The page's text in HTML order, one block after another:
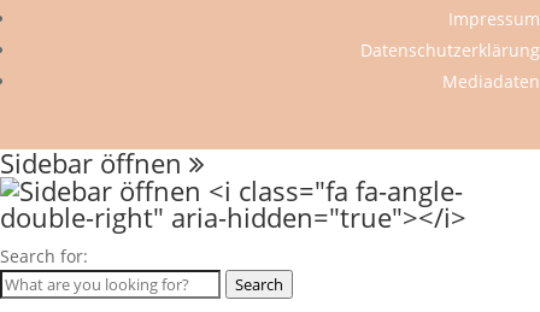
Impressum
Datenschutzerklärung
Mediadaten
Sidebar öffnen
Search for:
Search